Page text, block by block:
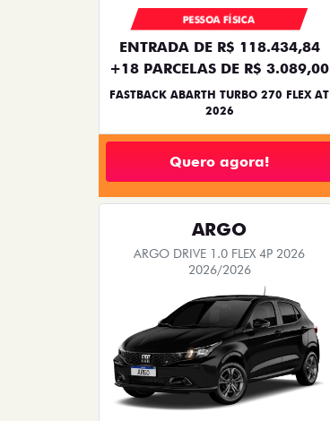
PESSOA FÍSICA
ENTRADA DE R$ 118.434,84
+18 PARCELAS DE R$ 3.089,00
FASTBACK ABARTH TURBO 270 FLEX AT
2026
Quero agora!
ARGO
ARGO DRIVE 1.0 FLEX 4P 2026
2026/2026